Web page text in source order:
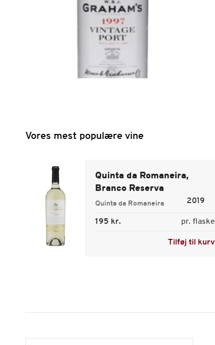
Vores mest populære vine
Quinta da Romaneira,
Branco Reserva
Quinta da Romaneira 2019
195 kr. pr. flaske
Tilføj til kurv